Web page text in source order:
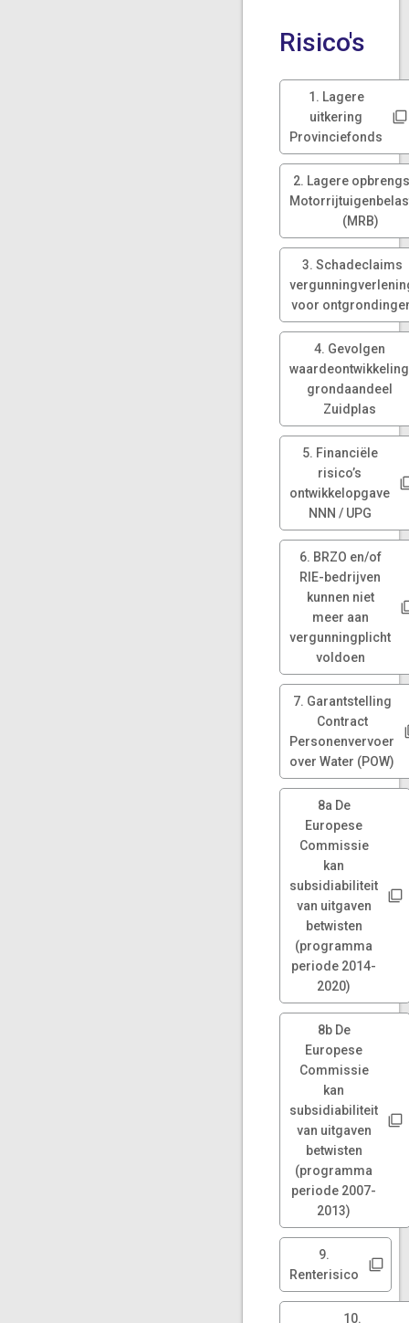
Risico's
1. Lagere
uitkering
Provinciefonds
2. Lagere
(MRB)
3. Schadeclaims
voor
4. Gevolgen
waardeontwikkeling
grondaandeel
Zuidplas
5. Financiële
risico’s
ontwikkelopgave
NNN / UPG
6. BRZO en/of
RIE-bedrijven
kunnen niet
meer aan
vergunningplicht
voldoen
7. Garantstelling
Contract
Personenvervoer
over Water (POW)
8a De
Europese
Commissie
kan
subsidiabiliteit
van uitgaven
betwisten
(programma
periode 2014-
2020)
8b De
Europese
Commissie
kan
subsidiabiliteit
van uitgaven
betwisten
(programma
periode 2007-
2013)
9.
Renterisico
10.